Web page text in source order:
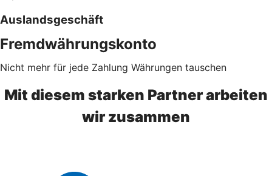
Auslandsgeschäft
Fremdwährungskonto
Nicht mehr für jede Zahlung Währungen tauschen
Mit diesem starken Partner arbeiten
wir zusammen